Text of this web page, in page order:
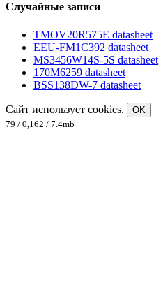
Случайные записи
TMOV20R575E datasheet
EEU-FM1C392 datasheet
MS3456W14S-5S datasheet
170M6259 datasheet
BSS138DW-7 datasheet
Сайт использует cookies.
OK
79 / 0,162 / 7.4mb